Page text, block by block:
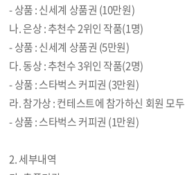
- 상품 : 신세계 상품권 (10만원)
나. 은상 : 추천수 2위인 작품(1명)
- 상품 : 신세계 상품권 (5만원)
다. 동상 : 추천수 3위인 작품(2명)
- 상품 : 스타벅스 커피권 (3만원)
라. 참가상 : 컨테스트에 참가하신 회원 모두
- 상품 : 스타벅스 커피권 (1만원)
2. 세부내역